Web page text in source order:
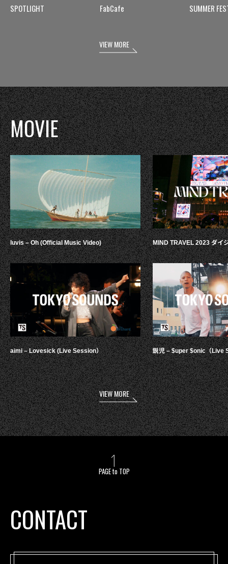
SPOTLIGHT FabCafe SUMMER
VIEW MORE
MOVIE
luvis – Oh (Official Music Video)
aimi – Lovesick (Live Session）
MIND TRAVEL 2023 ダイ
鋭児 – $uper $onic（Live
VIEW MORE
PAGE to TOP
CONTACT